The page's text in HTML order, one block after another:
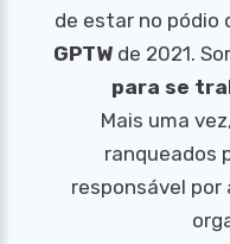
de estar no pódio
GPTWde 2021.
para se
Mais uma
ranqueados
responsável por